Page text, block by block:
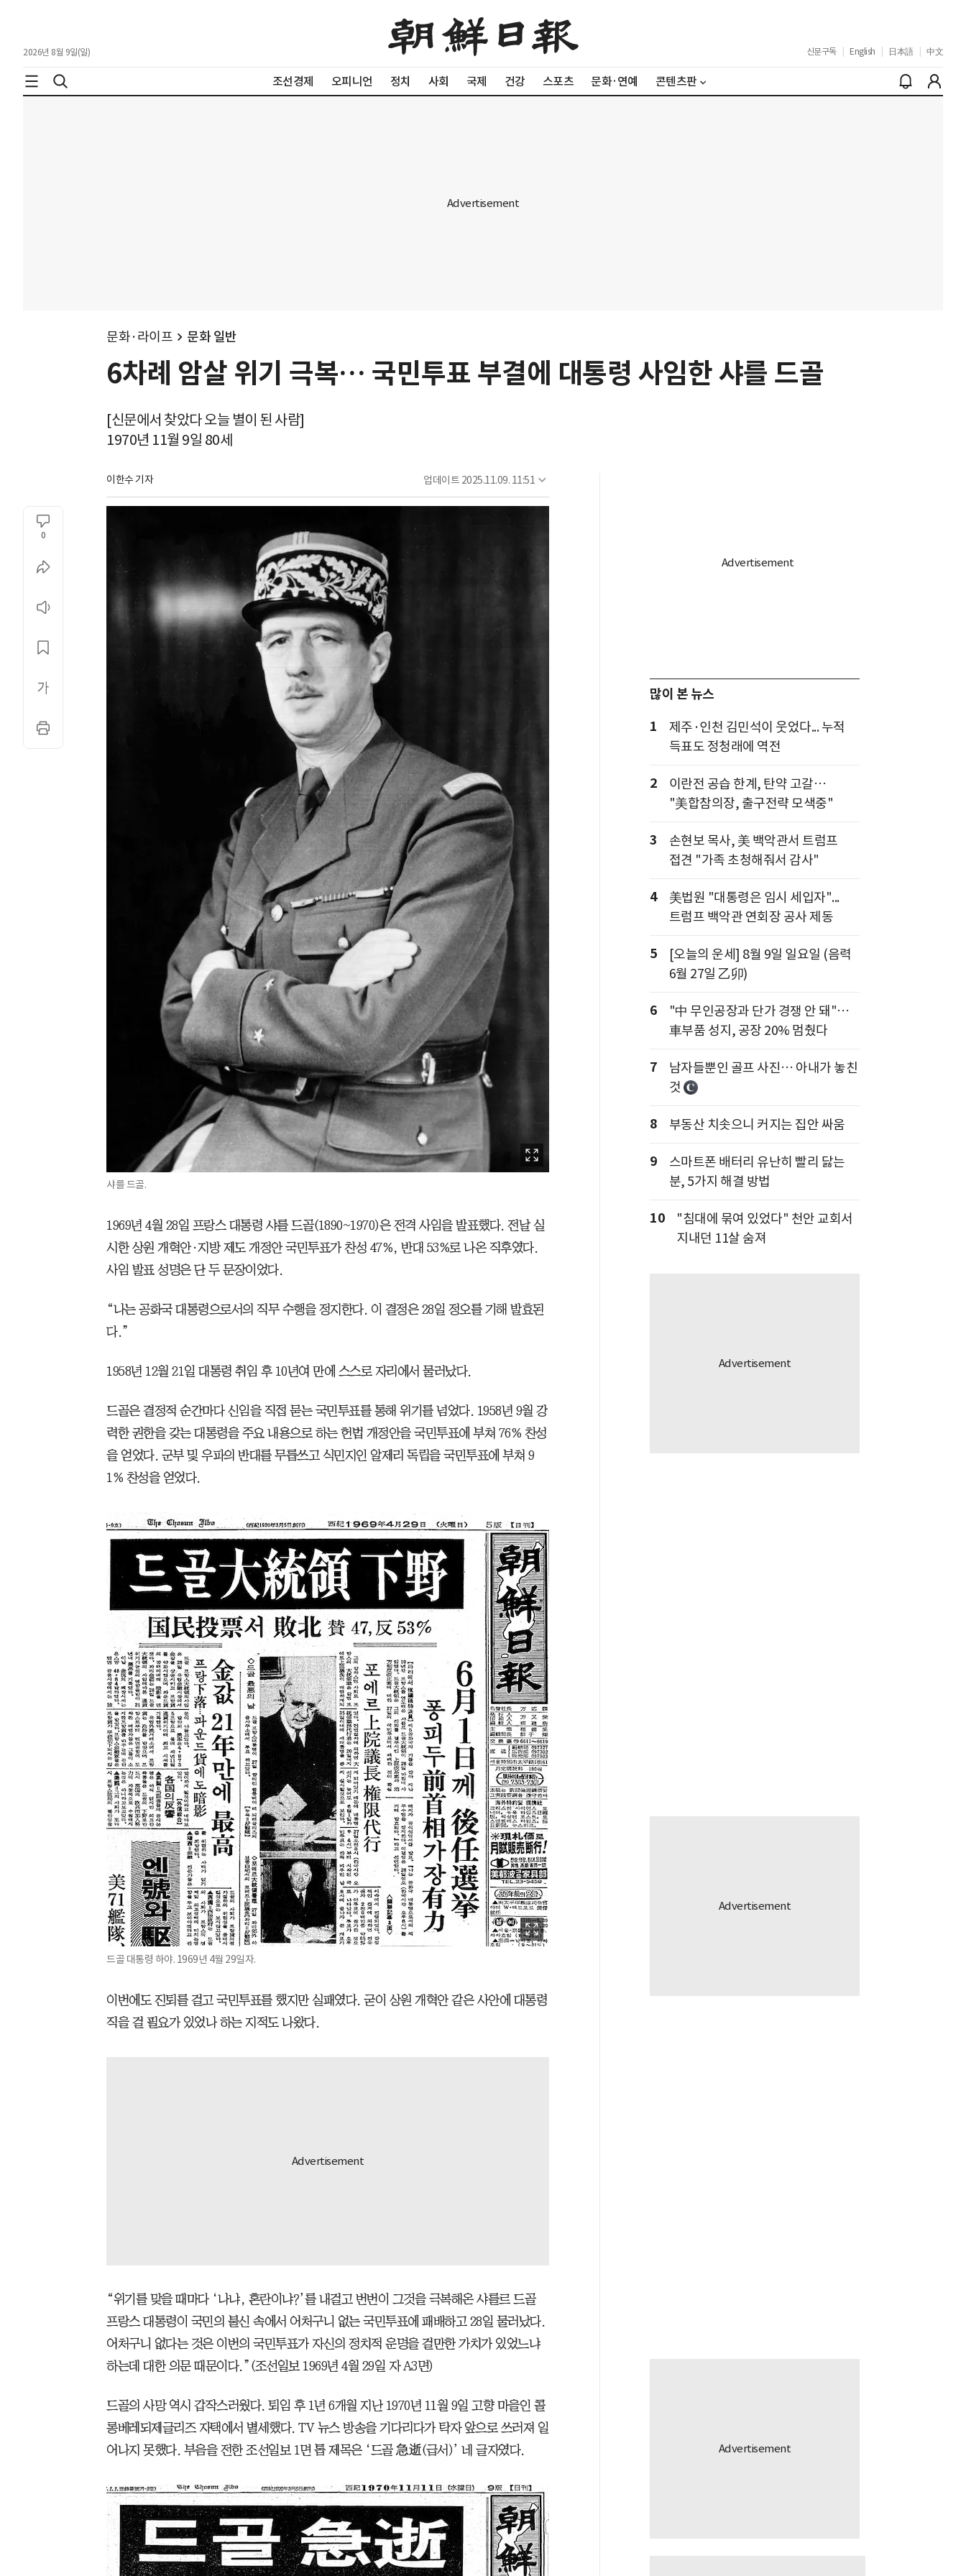
2026년 8월 9일(일) 신문구독 English 日本語 中文
조선경제 오피니언 정치 사회 국제 건강 스포츠 문화·연예 콘텐츠판
문화·라이프 문화 일반
6차례 암살 위기 극복… 국민투표 부결에 대통령 사임한 샤를 드골
[신문에서 찾았다 오늘 별이 된 사람]
1970년 11월 9일 80세
이한수 기자 업데이트 2025.11.09. 11:51
0
샤를 드골.
1969년 4월 28일 프랑스 대통령 샤를 드골(1890~1970)은 전격 사임을 발표했다. 전날 실
시한 상원 개혁안·지방 제도 개정안 국민투표가 찬성 47%, 반대 53%로 나온 직후였다.
사임 발표 성명은 단 두 문장이었다.
“나는 공화국 대통령으로서의 직무 수행을 정지한다. 이 결정은 28일 정오를 기해 발효된
다.”
1958년 12월 21일 대통령 취임 후 10년여 만에 스스로 자리에서 물러났다.
드골은 결정적 순간마다 신임을 직접 묻는 국민투표를 통해 위기를 넘었다. 1958년 9월 강
력한 권한을 갖는 대통령을 주요 내용으로 하는 헌법 개정안을 국민투표에 부쳐 76% 찬성
을 얻었다. 군부 및 우파의 반대를 무릅쓰고 식민지인 알제리 독립을 국민투표에 부쳐 9
1% 찬성을 얻었다.
드골 대통령 하야. 1969년 4월 29일자.
이번에도 진퇴를 걸고 국민투표를 했지만 실패였다. 굳이 상원 개혁안 같은 사안에 대통령
직을 걸 필요가 있었나 하는 지적도 나왔다.
“위기를 맞을 때마다 ‘나냐, 혼란이냐?’를 내걸고 번번이 그것을 극복해온 샤를르 드골
프랑스 대통령이 국민의 불신 속에서 어처구니 없는 국민투표에 패배하고 28일 물러났다.
어처구니 없다는 것은 이번의 국민투표가 자신의 정치적 운명을 걸만한 가치가 있었느냐
하는데 대한 의문 때문이다.”(조선일보 1969년 4월 29일 자 A3면)
드골의 사망 역시 갑작스러웠다. 퇴임 후 1년 6개월 지난 1970년 11월 9일 고향 마을인 콜
롱베레되제글리즈 자택에서 별세했다. TV 뉴스 방송을 기다리다가 탁자 앞으로 쓰러져 일
어나지 못했다. 부음을 전한 조선일보 1면 톱 제목은 ‘드골 急逝(급서)’ 네 글자였다.
많이 본 뉴스
1
제주·인천 김민석이 웃었다... 누적
득표도 정청래에 역전
2
이란전 공습 한계, 탄약 고갈…
"美합참의장, 출구전략 모색중"
3
손현보 목사, 美 백악관서 트럼프
접견 "가족 초청해줘서 감사"
4
美법원 "대통령은 임시 세입자"...
트럼프 백악관 연회장 공사 제동
5
[오늘의 운세] 8월 9일 일요일 (음력
6월 27일 乙卯)
6
"中 무인공장과 단가 경쟁 안 돼"…
車부품 성지, 공장 20% 멈췄다
7
남자들뿐인 골프 사진… 아내가 놓친
것
8 부동산 치솟으니 커지는 집안 싸움
9
스마트폰 배터리 유난히 빨리 닳는
분, 5가지 해결 방법
10
"침대에 묶여 있었다" 천안 교회서
지내던 11살 숨져